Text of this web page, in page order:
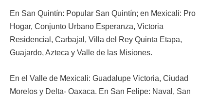
En San Quintín: Popular San Quintín; en Mexicali: Pro
Hogar, Conjunto Urbano Esperanza, Victoria
Residencial, Carbajal, Villa del Rey Quinta Etapa,
Guajardo, Azteca y Valle de las Misiones.
En el Valle de Mexicali: Guadalupe Victoria, Ciudad
Morelos y Delta- Oaxaca. En San Felipe: Naval, San